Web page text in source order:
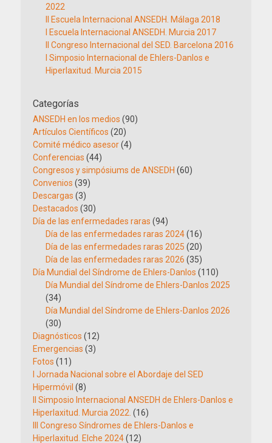
2022
II Escuela Internacional ANSEDH. Málaga 2018
I Escuela Internacional ANSEDH. Murcia 2017
II Congreso Internacional del SED. Barcelona 2016
I Simposio Internacional de Ehlers-Danlos e
Hiperlaxitud. Murcia 2015
Categorías
ANSEDH en los medios (90)
Artículos Científicos (20)
Comité médico asesor(4)
Conferencias (44)
Congresos y simpósiums de ANSEDH (60)
Convenios (39)
Descargas (3)
Destacados (30)
Día de las enfermedades raras (94)
Día de las enfermedades raras 2024(16)
Día de las enfermedades raras 2025 (20)
Día de las enfermedades raras 2026 (35)
Día Mundial del Síndrome de Ehlers-Danlos (110)
Día Mundial del Síndrome de Ehlers-Danlos 2025
(34)
Día Mundial del Síndrome de Ehlers-Danlos 2026
(30)
Diagnósticos (12)
Emergencias (3)
Fotos (11)
I Jornada Nacional sobre el Abordaje del SED
Hipermóvil (8)
II Simposio Internacional ANSEDH de Ehlers-Danlos e
Hiperlaxitud. Murcia 2022. (16)
III Congreso Síndromes de Ehlers-Danlos e
Hiperlaxitud. Elche 2024(12)